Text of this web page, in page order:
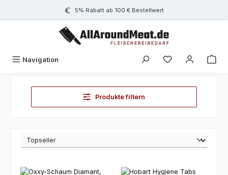
Zum Hauptinhalt springen5% Rabatt ab 100 € Bestellwert
Navigation
Produkte filtern